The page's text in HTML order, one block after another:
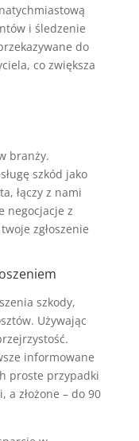
i śledzenie
do
co zwiększa
branży.
szkód jako
łączy z nami
negocjacje z
zgłoszenie
szkody,
Używając
informowane
proste przypadki
złożone – do 90